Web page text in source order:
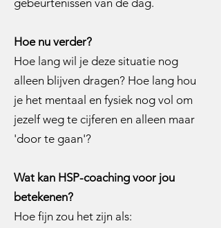
gebeurtenissen van de dag.
Hoe nu verder?
Hoe lang wil je deze situatie nog
alleen blijven dragen? Hoe lang hou
je het mentaal en fysiek nog vol om
jezelf weg te cijferen en alleen maar
'door te gaan'?
Wat kan HSP-coaching voor jou
betekenen?
Hoe fijn zou het zijn als: